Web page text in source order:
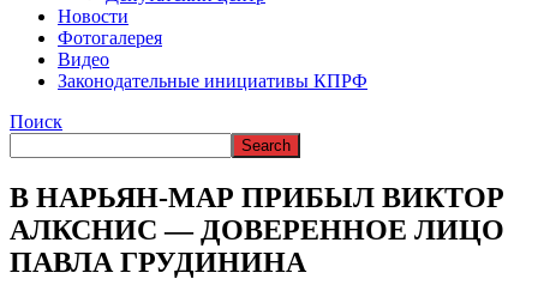
Новости
Фотогалерея
Видео
Законодательные инициативы КПРФ
Поиск
В НАРЬЯН-МАР ПРИБЫЛ ВИКТОР
АЛКСНИС — ДОВЕРЕННОЕ ЛИЦО
ПАВЛА ГРУДИНИНА